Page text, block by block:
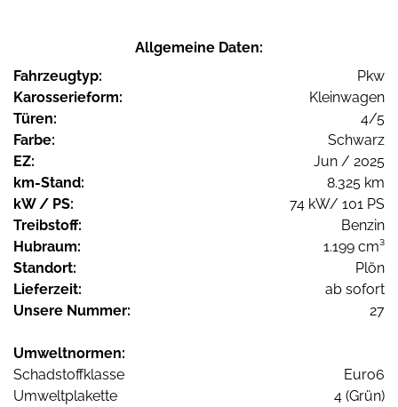
Allgemeine Daten:
Fahrzeugtyp:
Pkw
Karosserieform:
Kleinwagen
Türen:
4/5
Farbe:
Schwarz
EZ:
Jun / 2025
km-Stand:
8.325 km
kW / PS:
74 kW/ 101 PS
Treibstoff:
Benzin
Hubraum:
1.199 cm³
Standort:
Plön
Lieferzeit:
ab sofort
Unsere Nummer:
27
Umweltnormen:
Schadstoffklasse
Euro6
Umweltplakette
4 (Grün)